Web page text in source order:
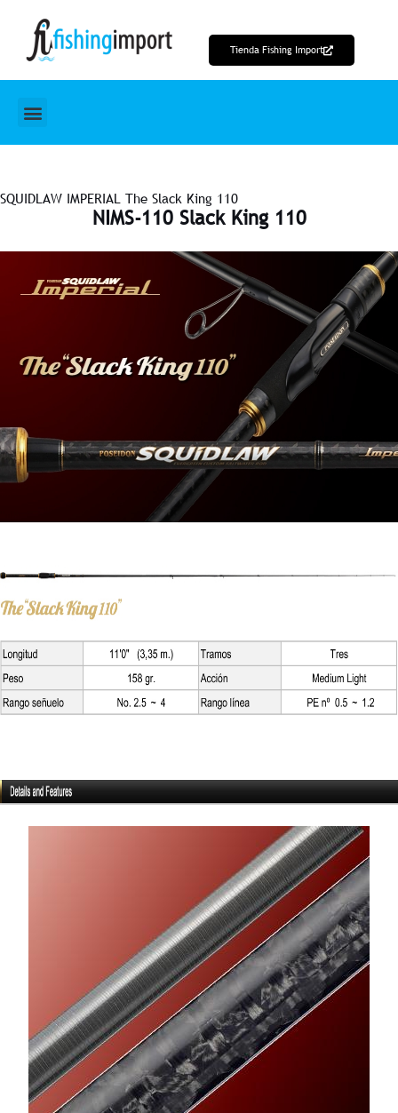
contenido
Tienda Fishing Import
SQUIDLAW IMPERIAL The Slack King 110
NIMS-110 Slack King 110